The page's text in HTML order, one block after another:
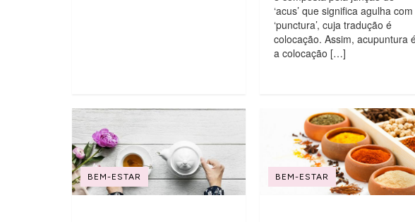
‘acus’ que significa agulha com
‘punctura’, cuja tradução é
colocação. Assim, acupuntura
a colocação […]
BEM-ESTAR BEM-ESTAR